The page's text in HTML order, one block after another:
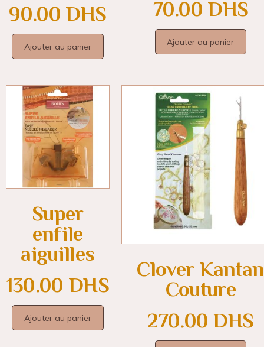
90.00 DHS
Ajouter au panier
70.00 DHS
Ajouter au panier
Super
enfile
aiguilles
130.00 DHS
Ajouter au panier
Clover Kantan
Couture
270.00 DHS